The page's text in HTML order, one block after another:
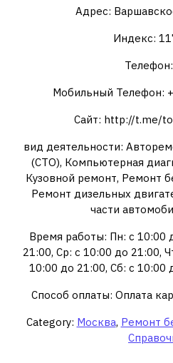
Адрес:
Индекс:
Мобильный Телефон:
Сайт: http://t.me/
вид деятельности:
(СТО), Компьютерная
Кузовной ремонт, Ремонт
Ремонт дизельных
части
Время работы: Пн: с 10:00
21:00, Ср: с 10:00 до 21:00,
10:00 до 21:00, Сб: с 10:00
Способ оплаты: Оплата
Category: Москва, Ремонт